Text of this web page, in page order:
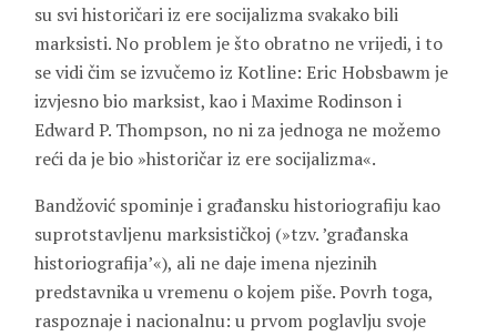
su svi historičari iz ere socijalizma svakako bili
marksisti. No problem je što obratno ne vrijedi, i to
se vidi čim se izvučemo iz Kotline: Eric Hobsbawm je
izvjesno bio marksist, kao i Maxime Rodinson i
Edward P. Thompson, no ni za jednoga ne možemo
reći da je bio »historičar iz ere socijalizma«.
Bandžović spominje i građansku historiografiju kao
suprotstavljenu marksističkoj (»tzv. ’građanska
historiografija’«), ali ne daje imena njezinih
predstavnika u vremenu o kojem piše. Povrh toga,
raspoznaje i nacionalnu: u prvom poglavlju svoje